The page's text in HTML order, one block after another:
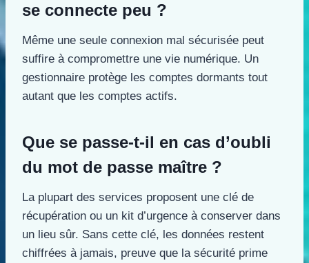
se connecte peu ?
Même une seule connexion mal sécurisée peut
suffire à compromettre une vie numérique. Un
gestionnaire protège les comptes dormants tout
autant que les comptes actifs.
Que se passe-t-il en cas d’oubli
du mot de passe maître ?
La plupart des services proposent une clé de
récupération ou un kit d’urgence à conserver dans
un lieu sûr. Sans cette clé, les données restent
chiffrées à jamais, preuve que la sécurité prime